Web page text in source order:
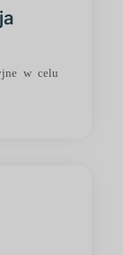
w celu